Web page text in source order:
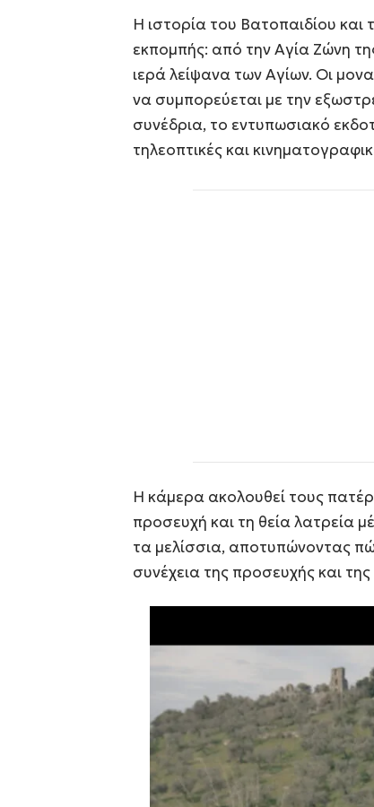
Η ιστορία του Βατοπαιδίου
εκπομπής: από την Αγία Ζώνη
ιερά λείψανα των Αγίων. Οι
να συμπορεύεται με την
συνέδρια, το εντυπωσιακό
τηλεοπτικές και
Η κάμερα ακολουθεί τους
προσευχή και τη θεία λατρεία
τα μελίσσια, αποτυπώνοντας
συνέχεια της προσευχής και